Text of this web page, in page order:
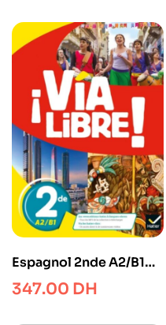
Espagnol 2nde A2/B1
Via Libre !
347.00 DH